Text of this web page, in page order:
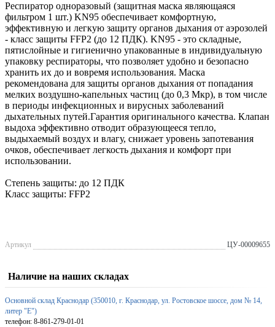
Респиратор одноразовый (защитная маска являющаяся
фильтром 1 шт.) KN95 обеспечивает комфортную,
эффективную и легкую защиту органов дыхания от аэрозолей
- класс защиты FFP2 (до 12 ПДК). KN95 - это складные,
пятислойные и гигиенично упакованные в индивидуальную
упаковку респираторы, что позволяет удобно и безопасно
хранить их до и вовремя использования. Маска
рекомендована для защиты органов дыхания от попадания
мелких воздушно-капельных частиц (до 0,3 Мкр), в том числе
в периоды инфекционных и вирусных заболеваний
дыхательных путей.Гарантия оригинального качества. Клапан
выдоха эффективно отводит образующееся тепло,
выдыхаемый воздух и влагу, снижает уровень запотевания
очков, обеспечивает легкость дыхания и комфорт при
использовании.
Степень защиты: до 12 ПДК
Класс защиты: FFP2
Артикул ЦУ-00009655
Наличие на наших складах
Основной склад Краснодар (350010, г. Краснодар, ул. Ростовское шоссе, дом № 14,
литер "Е")
телефон: 8-861-279-01-01